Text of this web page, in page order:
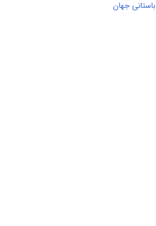
باستانی جهان